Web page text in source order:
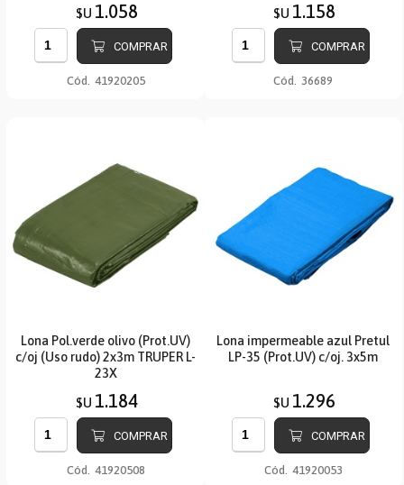
$U 1.058
COMPRAR
Cód. 41920205
$U 1.158
COMPRAR
Cód. 36689
Lona Pol.verde olivo (Prot.UV)
c/oj (Uso rudo) 2x3m TRUPER L-
23X
$U 1.184
COMPRAR
Cód. 41920508
Lona impermeable azul Pretul
LP-35 (Prot.UV) c/oj. 3x5m
$U 1.296
COMPRAR
Cód. 41920053